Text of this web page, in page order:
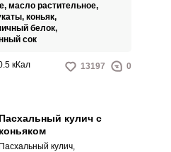
масло растительное,
коньяк,
белок,
сок
кКал 13197 0
Пасхальный кулич с
коньяком
Пасхальный кулич,